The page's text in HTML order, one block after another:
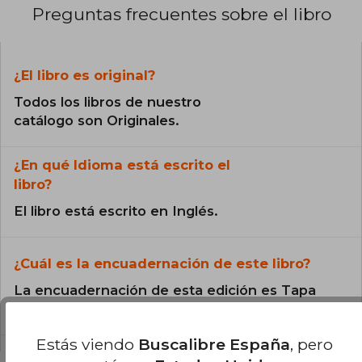
Preguntas frecuentes sobre el libro
¿El libro es original?
Todos los libros de nuestro
catálogo son Originales.
¿En qué Idioma está escrito el
libro?
El libro está escrito en Inglés.
¿Cuál es la encuadernación de este libro?
La encuadernación de esta edición es Tapa
Estás viendo Buscalibre España, pero